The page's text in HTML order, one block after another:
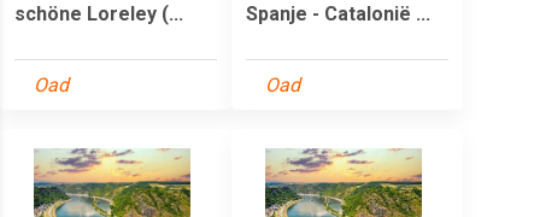
schöne Loreley (...
Oad
Spanje - Catalonië ...
Oad